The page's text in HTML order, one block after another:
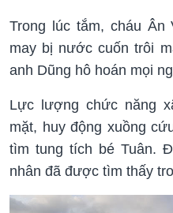
Trong lúc tắm, cháu Ân
may bị nước cuốn trôi
anh Dũng hô hoán mọi
Lực lượng chức năng
mặt, huy động xuồng
tìm tung tích bé Tuân.
nhân đã được tìm thấy